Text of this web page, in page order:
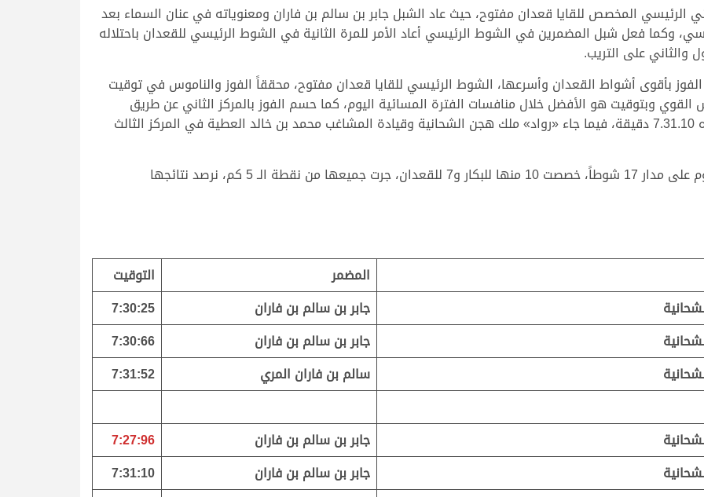
الرئيسي المخصص للقايا قعدان مفتوح، حيث عاد الشبل جابر بن سالم بن فاران ومعنوياته في عنان السماء بعد
وكما فعل شبل المضمرين في الشوط الرئيسي أعاد الأمر للمرة الثانية في الشوط الرئيسي للقعدان باحتلاله
والثاني على التريب.
بأقوى أشواط القعدان وأسرعها، الشوط الرئيسي للقايا قعدان مفتوح، محققاً الفوز والناموس في توقيت
بالناموس القوي وبتوقيت هو الأفضل خلال منافسات الفترة المسائية اليوم، كما حسم الفوز بالمركز الثاني عن طريق
«دهام» الذي حل في وصافة الشوط بتوقيت قدره 7.31.10 دقيقة، فيما جاء «رواد» ملك هجن الشحانية وقيادة المشاغب محمد بن خالد العطية في المركز الثالث
وتوالت تحديات اللقايا مفتوح التي جرت مساء اليوم على مدار 17 شوطاً، خصصت 10 منها للبكار و7 للقعدان، جرت جميعها من نقطة الـ 5 كم، نرصد نتائجها
المضمر
التوقيت
جابر بن سالم بن فاران
7:30:25
جابر بن سالم بن فاران
7:30:66
سالم بن فاران المري 7:31:52
جابر بن سالم بن فاران
7:27:96
جابر بن سالم بن فاران
7:31:10